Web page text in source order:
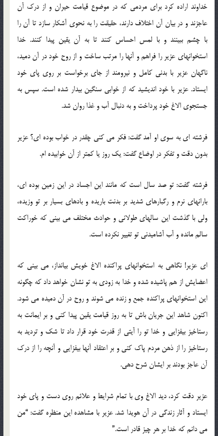
خداوند اراده كرد برای مردمی كه در موضوع قیامت حیران و از درك آن
عاجزند و در بیان آن اختلاف دارند، حقیقت را به نحوی آشكار سازد تا آن را
با چشم ببینند و با لمس احساس كنند تا به آن یقین پیدا كنند. خدا
استخوانهای عزیر را فراهم و آنها را مرتب ساخت و از روح خود در آن دمید،
ناگهان عزیر با بدنی كامل و نیرومند از جای برخواست بر روی پای خود
ایستاد. عزیر با خود اندیشید كه از خوابی سنگین بیدار شده است. سپس به
جستجوی الاغ خود پرداخت و به دنبال آب و غذا روان شد.
فرشته ای به سوی او آمد گفت: فكر می كنی چقدر در خواب بوده ای؟ عزیر
بدون دقت و تفكر در اوضاع گفت: یك روز یا كمتر از آن خوابیده ام.
فرشته گفت: تو صد سال است كه مانند این اجساد در این زمین بوده ای،
بارانهای نرم و رگبارهای شدید بر بدنت باریده و بادهای بسیار بر تو وزیده،
ولی با گذشت این سالهای طولانی و حوادث مختلف می بینی كه خوراكت
سالم مانده و آب آشامیدنی تو تغییر نكرده است.
ای عزیر! نگاهی به استخوانهای پراكنده الاغ خویش بیانداز، می بینی كه
اعضایش از هم پاشیده شده و خدا به زودی به تو نشان خواهد داد كه چگونه
این استخوانهای پراكنده جمع و زنده می شوند و روح در آن دمیده می شود.
اكنون شاهد این جریان باش تا به روز قیامت یقین پیدا كنی و بر ایمانت به
رستاخیز بیفزایی و خدا تو را آیتی از قدرت خود قرار داد تا شك و تردید به
رستاخیز را از ذهن مردم پاك كنی و بر اعتقاد آنها بیفزایی و آنچه را از درك
آن عاجز بودند بر ایشان شرح دهی.
عزیر دقت كرد، دید الاغ وی با تمام شرایط و علائم روی دست و پای خود
ایستاد و آثار زندگی در آن هویدا شد. عزیر با مشاهده این منظره گفت: “من
می دانم كه خدا بر هر چیز قادر است.”